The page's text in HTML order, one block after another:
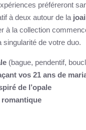
préféreront
à deux autour de la
à la collection
singularité de votre duo.
(bague, pendentif,
vos 21 ans de
de l’opale
romantique